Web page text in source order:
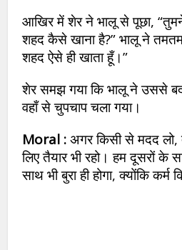
आखिर में शेर ने भालू से पूछा,
शहद कैसे खाना है?” भालू ने
शहद ऐसे ही खाता हूँ।”
शेर समझ गया कि भालू ने उससे
वहाँ से चुपचाप चला गया।
Moral :अगर किसी से मदद
लिए तैयार भी रहो। हम दूसरों के
साथ भी बुरा ही होगा, क्योंकि कर्म